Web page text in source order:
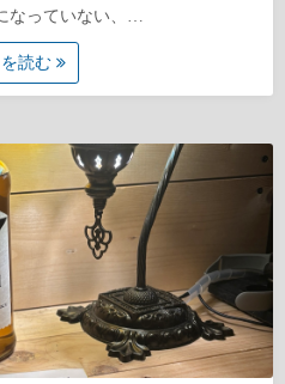
なっていない、…
読む